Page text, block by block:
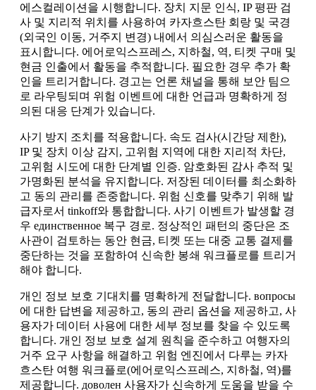
에스컬레이션을 시행합니다. 장치 지문 인식, IP 평판 검
사 및 지리적 위치를 사용하여 카자흐스탄 회랑 및 국경
(외국인 이동, 거주지 변경) 내에서 의심스러운 활동을
표시합니다. 에어로익스프레스, 지하철, 역, 티켓 구매 및
현금 인출에서 활동을 추적합니다. 필요한 경우 추가 확
인을 트리거합니다. 경고는 언론 채널을 통해 보안 팀으
로 라우팅되며 위험 이벤트에 대한 언급과 명확하게 정
의된 대응 단계가 있습니다.
사기 방지 조치를 적용합니다. 속도 검사(시간당 제한),
IP 및 장치 이상 감지, 고위험 지역에 대한 지리적 차단,
고위험 시도에 대한 단계별 인증. 암호화된 감사 추적 및
가명화된 분석을 유지합니다. 저장된 데이터를 최소화하
고 동의 관리를 존중합니다. 위험 신호를 맞추기 위해 발
급자로서 tinkoff와 통합합니다. 사기 이벤트가 발생할 경
우 единственное 복구 경로. 정상적인 패턴의 중단은 조
사관이 검토하는 동안 현금, 티켓 또는 대중 교통 결제를
중단하는 것을 포함하여 신속한 봉쇄 워크플로를 트리거
해야 합니다.
개인 정보 보호 기대치를 명확하게 전달합니다. вопросы
에 대한 답변을 제공하고, 동의 관리 옵션을 제공하고, 사
용자가 데이터 사용에 대한 세부 정보를 찾을 수 있도록
합니다. 개인 정보 보호 설계 원칙을 준수하고 여행자의
거주 요구 사항을 해결하고 위험 엔진에서 다루는 카자
흐스탄 여행 워크플로(에어로익스프레스, 지하철, 역)를
제공합니다. доволен 사용자가 신속하게 도움을 받을 수